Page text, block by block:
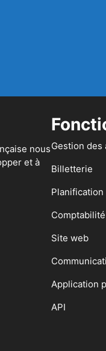
nous
et à
Gestion des
Billetterie
Planification
Comptabilité
Site web
Application
API